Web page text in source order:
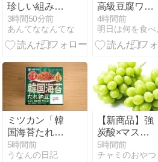
珍しい組み合
わせ キハ40
会津若松駅
3時間50分前
あんてななんてな
高級豆腐ワイ
「150g×2丁で
250円か･･･高
いけど美味そ
ってみる
か！」
4時間前
ミツカン「韓
国海苔たれ納
豆」を食う
【金のつぶ】
5時間前
うなんの日記
【新商品】強
炭酸×マスカ
ットが登場！
夏に飲みたい
5時間前